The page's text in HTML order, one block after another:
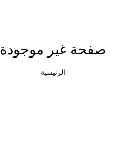
صفحة غير موجودة
الرئيسية